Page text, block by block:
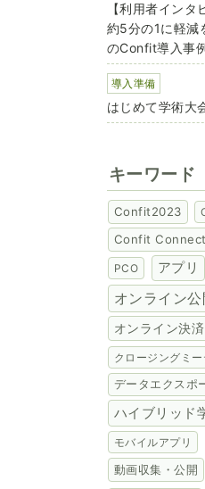
【利用者イン
約5分の1に軽減
のConfit導入事
導入準備
はじめて学術大
キーワード
Confit2023
Confit Connect
PCO アプリ
オンライン公
オンライン決済
クロージングミ
データエクスポ
ハイブリッド
モバイルアプリ
動画収集・公開